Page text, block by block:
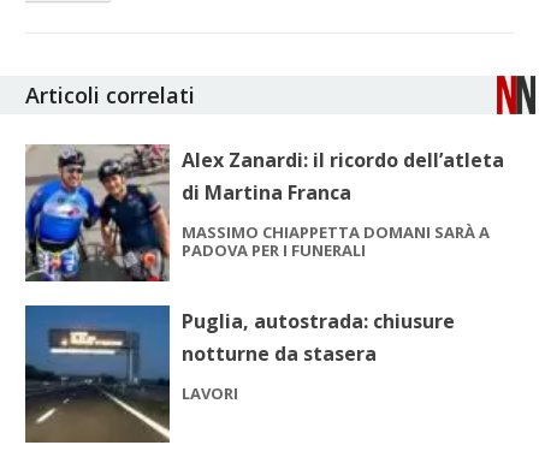
Articoli correlati
Alex Zanardi: il ricordo dell’atleta
di Martina Franca
MASSIMO CHIAPPETTA DOMANI SARÀ A
PADOVA PER I FUNERALI
Puglia, autostrada: chiusure
notturne da stasera
LAVORI